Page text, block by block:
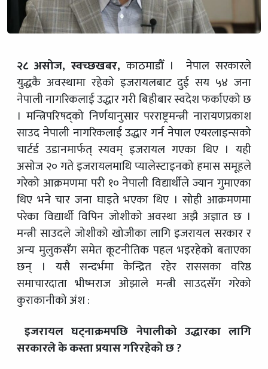
२८ असोज, स्वच्छखबर, काठमाडौँ । नेपाल सरकारले
युद्धकै अवस्थामा रहेको इजरायलबाट दुई सय ५४ जना
नेपाली नागरिकलाई उद्धार गरी बिहीबार स्वदेश फर्काएको छ
। मन्त्रिपरिषद्को निर्णयानुसार परराष्ट्रमन्त्री नारायणप्रकाश
साउद नेपाली नागरिकलाई उद्धार गर्न नेपाल एयरलाइन्सको
चार्टर्ड उडानमार्फत् स्यवम् इजरायल गएका थिए । यही
असोज २० गते इजरायलमाथि प्यालेस्टाइनको हमास समूहले
गरेको आक्रमणमा परी १० नेपाली विद्यार्थीले ज्यान गुमाएका
थिए भने चार जना घाइते भएका थिए । सोही आक्रमणमा
परेका विद्यार्थी विपिन जोशीको अवस्था अझै अज्ञात छ ।
मन्त्री साउदले जोशीको खोजीका लागि इजरायल सरकार र
अन्य मुलुकसँग समेत कूटनीतिक पहल भइरहेको बताएका
छन् । यसै सन्दर्भमा केन्द्रित रहेर राससका वरिष्ठ
समाचारदाता भीष्मराज ओझाले मन्त्री साउदसँग गरेको
कुराकानीको अंश :
इजरायल घट्नाक्रमपछि नेपालीको उद्धारका लागि
सरकारले के कस्ता प्रयास गरिरहेको छ ?